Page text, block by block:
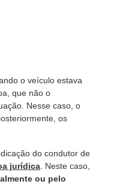
o veículo estava
que não o
Nesse caso, o
os
do condutor de
jurídica . Neste caso,
ou pelo